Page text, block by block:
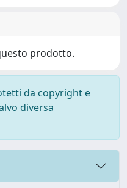
prodotto.
da copyright e
diversa